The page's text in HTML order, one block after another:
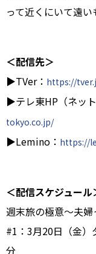
って近くにいて遠い
＜配信先＞
▶TVer： https://
▶テレ東HP（ネッ
tokyo.co.jp/
▶Lemino： https://
＜配信スケジュール
週末旅の極意～夫
#1：3月20日（金
分